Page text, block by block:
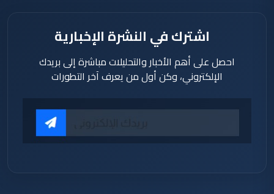
اشترك في النشرة الإخبارية
احصل على أهم الأخبار والتحليلات مباشرة إلى بريدك
الإلكتروني، وكن أول من يعرف آخر التطورات